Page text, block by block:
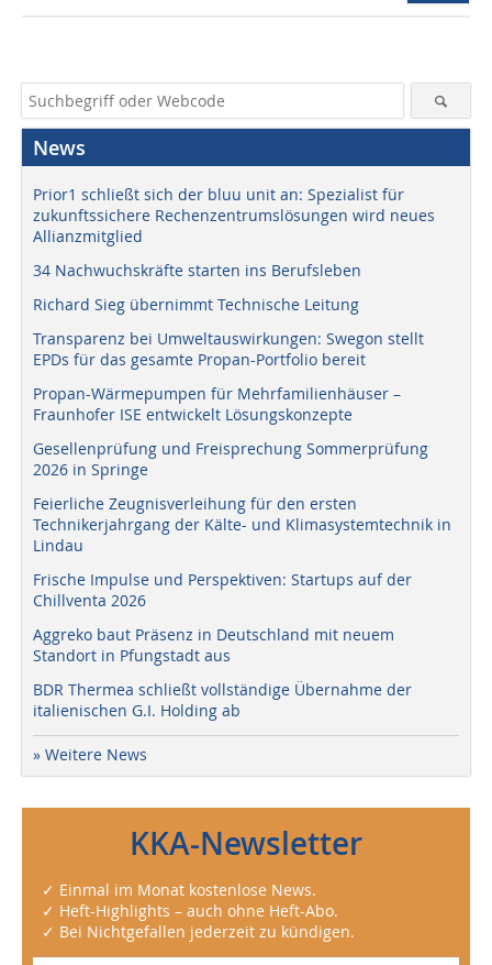
News
Prior1 schließt sich der bluu unit an: Spezialist für
zukunftssichere Rechenzentrumslösungen wird neues
Allianzmitglied
34 Nachwuchskräfte starten ins Berufsleben
Richard Sieg übernimmt Technische Leitung
Transparenz bei Umweltauswirkungen: Swegon stellt
EPDs für das gesamte Propan-Portfolio bereit
Propan-Wärmepumpen für Mehrfamilienhäuser –
Fraunhofer ISE entwickelt Lösungskonzepte
Gesellenprüfung und Freisprechung Sommerprüfung
2026 in Springe
Feierliche Zeugnisverleihung für den ersten
Technikerjahrgang der Kälte- und Klimasystemtechnik in
Lindau
Frische Impulse und Perspektiven: Startups auf der
Chillventa 2026
Aggreko baut Präsenz in Deutschland mit neuem
Standort in Pfungstadt aus
BDR Thermea schließt vollständige Übernahme der
italienischen G.I. Holding ab
» Weitere News
KKA-Newsletter
✓ Einmal im Monat kostenlose News.
✓ Heft-Highlights – auch ohne Heft-Abo.
✓ Bei Nichtgefallen jederzeit zu kündigen.